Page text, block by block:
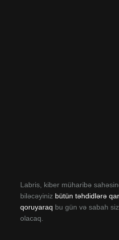
Labris, kiber müharibə
biləcəyiniz bütün təhdidlərə
qoruyaraq bu gün və sabah
olacaq.